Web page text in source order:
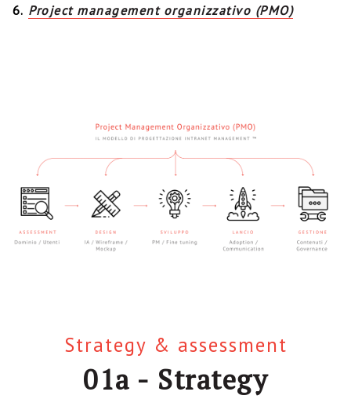
6. Project management organizzativo (PMO)
Strategy & assessment
01a - Strategy